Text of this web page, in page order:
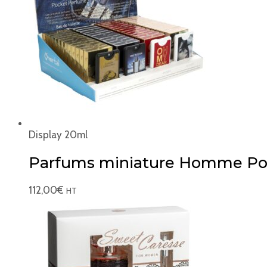
Display 20ml
Parfums miniature Homme
112,00€ HT